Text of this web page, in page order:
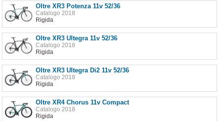
Oltre XR3 Potenza 11v 52/36
Catalogo 2018
Rigida
Oltre XR3 Ultegra 11v 52/36
Catalogo 2018
Rigida
Oltre XR3 Ultegra Di2 11v 52/36
Catalogo 2018
Rigida
Oltre XR4 Chorus 11v Compact
Catalogo 2018
Rigida